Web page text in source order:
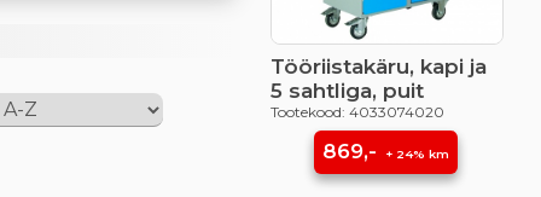
Tööriistakäru, kapi ja
5 sahtliga, puit
Tootekood: 4033074020
869,- + 24% km